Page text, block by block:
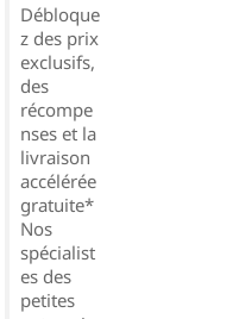
Débloque
z des prix
exclusifs,
des
récompe
nses et la
livraison
accélérée
gratuite*
Nos
spécialist
es des
petites